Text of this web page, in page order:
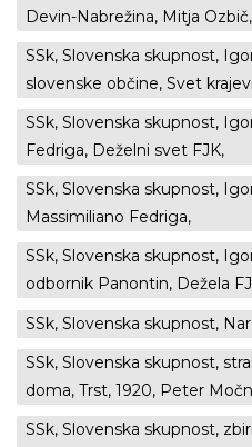
Devin-Nabrežina, Mitja Ozbič,
SSk, Slovenska skupnost,
slovenske občine, Svet
SSk, Slovenska skupnost,
Fedriga, Deželni svet FJK,
SSk, Slovenska skupnost,
Massimiliano Fedriga,
SSk, Slovenska skupnost,
odbornik Panontin, Dežela
SSk, Slovenska skupnost,
SSk, Slovenska skupnost,
doma, Trst, 1920, Peter
SSk, Slovenska skupnost,